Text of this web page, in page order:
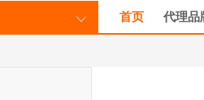
首页 代理品